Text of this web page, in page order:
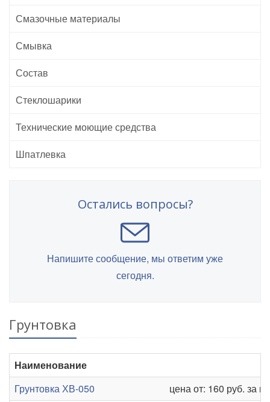
Смазочные материалы
Смывка
Состав
Стеклошарики
Технические моющие средства
Шпатлевка
Остались вопросы?
Напишите сообщение, мы ответим уже
сегодня.
Грунтовка
Наименование
Грунтовка ХВ-050
цена от: 160 руб. за кг